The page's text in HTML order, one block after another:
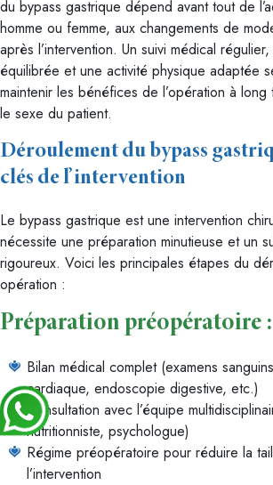
du bypass gastrique dépend avant tout de
homme ou femme, aux changements de
après l’intervention. Un suivi médical
équilibrée et une activité physique adaptée
maintenir les bénéfices de l’opération à
le sexe du patient.
Déroulement du bypass
clés de l’intervention
Le bypass gastrique est une intervention
nécessite une préparation minutieuse et un
rigoureux. Voici les principales étapes du
opération :
Préparation préopératoire :
Bilan médical complet (examens
cardiaque, endoscopie digestive, etc.)
Consultation avec l’équipe
nutritionniste, psychologue)
Régime préopératoire pour réduire la
l’intervention